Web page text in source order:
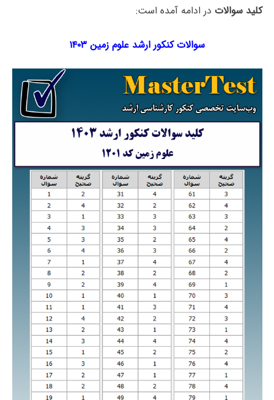
کلید سوالات در ادامه آمده است:
سوالات کنکور ارشد علوم زمین ۱۴۰۳